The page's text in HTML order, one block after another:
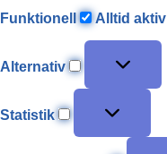
Funktionell Alltid aktiv
Alternativ
Statistik